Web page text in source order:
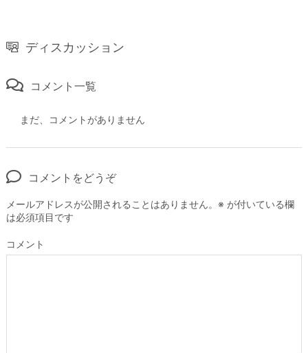
ディスカッション
コメント一覧
まだ、コメントがありません
コメントをどうぞ
メールアドレスが公開されることはありません。 ※ が付いている欄
は必須項目です
コメント